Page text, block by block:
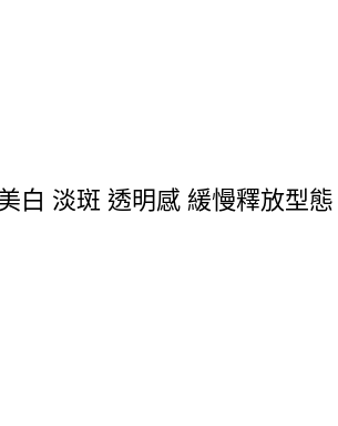
白 淡斑 透明感 緩慢釋放型